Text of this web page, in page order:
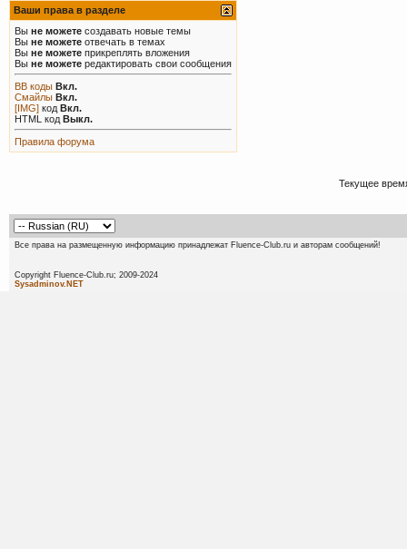
Ваши права в разделе
Вы не можете создавать новые темы
Вы не можете отвечать в темах
Вы не можете прикреплять вложения
Вы не можете редактировать свои сообщения
BB коды Вкл.
Смайлы Вкл.
[IMG] код Вкл.
HTML код Выкл.
Правила форума
Текущее
Все права на размещенную информацию принадлежат Fluence-Club.ru и авторам сообщений!
Copyright Fluence-Club.ru;
Sysadminov.NET